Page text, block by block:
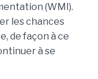
(WMI).
les chances
de façon à ce
à se